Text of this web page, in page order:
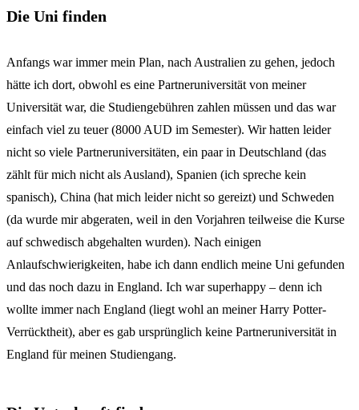
Die Uni finden
Anfangs war immer mein Plan, nach Australien zu gehen, jedoch
hätte ich dort, obwohl es eine Partneruniversität von meiner
Universität war, die Studiengebühren zahlen müssen und das war
einfach viel zu teuer (8000 AUD im Semester). Wir hatten leider
nicht so viele Partneruniversitäten, ein paar in Deutschland (das
zählt für mich nicht als Ausland), Spanien (ich spreche kein
spanisch), China (hat mich leider nicht so gereizt) und Schweden
(da wurde mir abgeraten, weil in den Vorjahren teilweise die Kurse
auf schwedisch abgehalten wurden). Nach einigen
Anlaufschwierigkeiten, habe ich dann endlich meine Uni gefunden
und das noch dazu in England. Ich war superhappy – denn ich
wollte immer nach England (liegt wohl an meiner Harry Potter-
Verrücktheit), aber es gab ursprünglich keine Partneruniversität in
England für meinen Studiengang.